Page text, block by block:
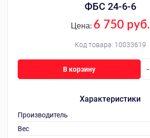
ФБС 24-6-6
Код товара: 10033619
Цена: 6 750 руб.
Характеристики
Производитель
Вес
-
В корзину